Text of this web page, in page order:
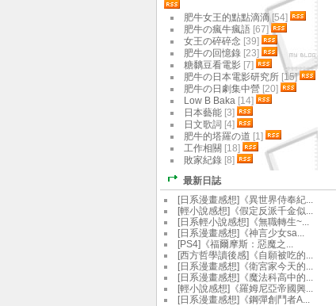
肥牛女王的點點滴滴[54]
肥牛の瘋牛瘋語 [67]
女王の碎碎念 [39]
肥牛の回憶錄 [23]
糖黐豆看電影 [7]
肥牛の日本電影研究所 [15]
肥牛の日劇集中營 [20]
Low B Baka [14]
日本藝能 [3]
日文歌詞 [4]
肥牛的塔羅の道 [1]
工作相關 [18]
敗家紀錄 [8]
最新日誌
[日系漫畫感想]《異世界侍奉紀...
[輕小說感想]《假定反派千金似...
[日系輕小說感想]《無職轉生~...
[日系漫畫感想]《神言少女sa...
[PS4]《福爾摩斯：惡魔之...
[西方哲學讀後感]《自願被吃的...
[日系漫畫感想]《衛宮家今天的...
[日系漫畫感想]《魔法科高中的...
[輕小說感想]《羅姆尼亞帝國興...
[日系漫畫感想]《鋼彈創鬥者A...